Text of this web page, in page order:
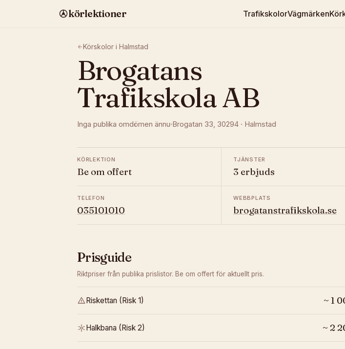
körlektioner TrafikskolorVägmärken
Körskolor i Halmstad
Brogatans
Trafikskola AB
Inga publika omdömen ännu Brogatan 33, 30294 · Halmstad
KÖRLEKTION
Be om offert
TJÄNSTER
3 erbjuds
TELEFON
035101010
WEBBPLATS
brogatanstrafikskola.se
Prisguide
Riktpriser från publika prislistor. Be om offert för aktuellt pris.
Riskettan (Risk 1) ~ 1
Halkbana (Risk 2) ~ 2